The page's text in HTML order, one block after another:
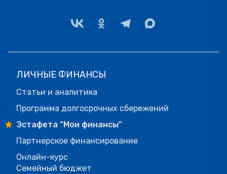
ЛИЧНЫЕ ФИНАНСЫ
Статьи и аналитика
Программа долгосрочных сбережений
Эстафета "Мои финансы"
Партнерское финансирование
Онлайн-курс
Семейный бюджет